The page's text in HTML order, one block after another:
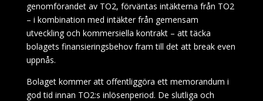
genomförandet av TO2, förväntas intäkterna från TO2
– i kombination med intäkter från gemensam
utveckling och kommersiella kontrakt – att täcka
bolagets finansieringsbehov fram till det att break even
uppnås.
Bolaget kommer att offentliggöra ett memorandum i
god tid innan TO2:s inlösenperiod. De slutliga och